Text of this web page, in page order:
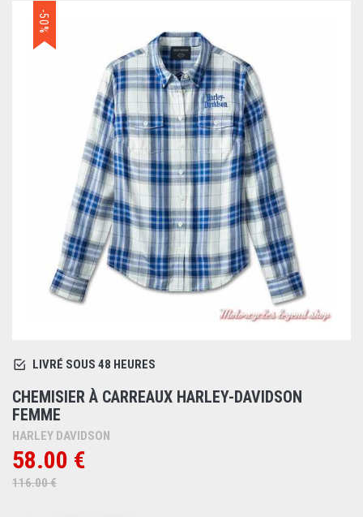
-50%
LIVRÉ SOUS 48 HEURES
CHEMISIER À CARREAUX HARLEY-DAVIDSON
FEMME
HARLEY DAVIDSON
58.00 €
116.00 €